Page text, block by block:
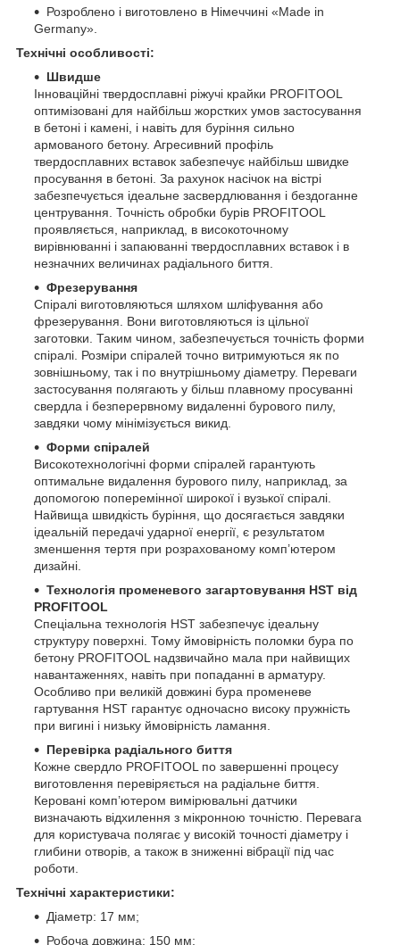
Розроблено і виготовлено в Німеччині «Made in
Germany».
Технічні особливості:
Швидше
Інноваційні твердосплавні ріжучі крайки PROFITOOL
оптимізовані для найбільш жорстких умов застосування
в бетоні і камені, і навіть для буріння сильно
армованого бетону. Агресивний профіль
твердосплавних вставок забезпечує найбільш швидке
просування в бетоні. За рахунок насічок на вістрі
забезпечується ідеальне засвердлювання і бездоганне
центрування. Точність обробки бурів PROFITOOL
проявляється, наприклад, в високоточному
вирівнюванні і запаюванні твердосплавних вставок і в
незначних величинах радіального биття.
Фрезерування
Спіралі виготовляються шляхом шліфування або
фрезерування. Вони виготовляються із цільної
заготовки. Таким чином, забезпечується точність форми
спіралі. Розміри спіралей точно витримуються як по
зовнішньому, так і по внутрішньому діаметру. Переваги
застосування полягають у більш плавному просуванні
свердла і безперервному видаленні бурового пилу,
завдяки чому мінімізується викид.
Форми спіралей
Високотехнологічні форми спіралей гарантують
оптимальне видалення бурового пилу, наприклад, за
допомогою поперемінної широкої і вузької спіралі.
Найвища швидкість буріння, що досягається завдяки
ідеальній передачі ударної енергії, є результатом
зменшення тертя при розрахованому комп’ютером
дизайні.
Технологія променевого загартовування HST від
PROFITOOL
Спеціальна технологія HST забезпечує ідеальну
структуру поверхні. Тому ймовірність поломки бура по
бетону PROFITOOL надзвичайно мала при найвищих
навантаженнях, навіть при попаданні в арматуру.
Особливо при великій довжині бура променеве
гартування HST гарантує одночасно високу пружність
при вигині і низьку ймовірність ламання.
Перевірка радіального биття
Кожне свердло PROFITOOL по завершенні процесу
виготовлення перевіряється на радіальне биття.
Керовані комп’ютером вимірювальні датчики
визначають відхилення з мікронною точністю. Перевага
для користувача полягає у високій точності діаметру і
глибини отворів, а також в зниженні вібрації під час
роботи.
Технічні характеристики:
Діаметр: 17 мм;
Робоча довжина: 150 мм;